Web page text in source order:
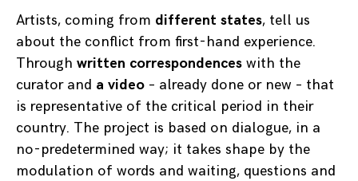
Artists, coming from different states, tell us
about the conflict from first-hand experience.
Through written correspondences with the
curator and a video – already done or new – that
is representative of the critical period in their
country. The project is based on dialogue, in a
no-predetermined way; it takes shape by the
modulation of words and waiting, questions and